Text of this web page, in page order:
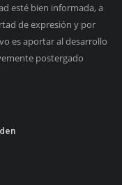
esté bien informada, a
de expresión y por
es aportar al desarrollo
postergado